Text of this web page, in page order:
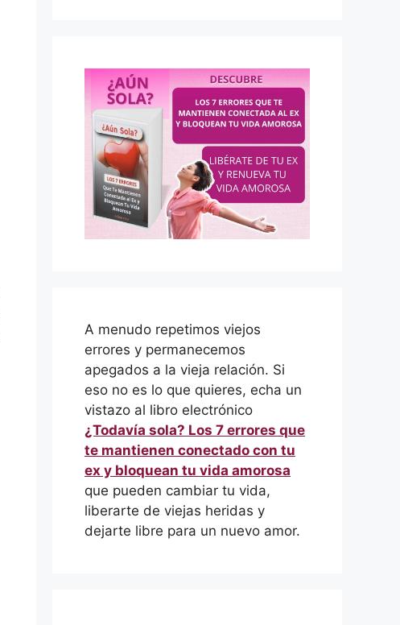
A menudo repetimos viejos
errores y permanecemos
apegados a la vieja relación. Si
eso no es lo que quieres, echa un
vistazo al libro electrónico
¿Todavía sola? Los 7 errores que
te mantienen conectado con tu
ex y bloquean tu vida amorosa
que pueden cambiar tu vida,
liberarte de viejas heridas y
dejarte libre para un nuevo amor.